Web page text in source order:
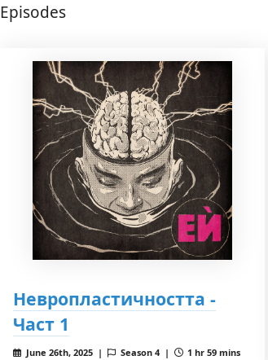
Episodes
Невропластичността -
Част 1
June 26th, 2025 | Season 4 | 1 hr 59 mins